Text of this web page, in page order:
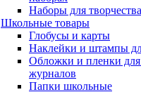
Наборы для
Школьные товары
Глобусы и карты
Наклейки и штампы
Обложки и пленки для
журналов
Папки школьные